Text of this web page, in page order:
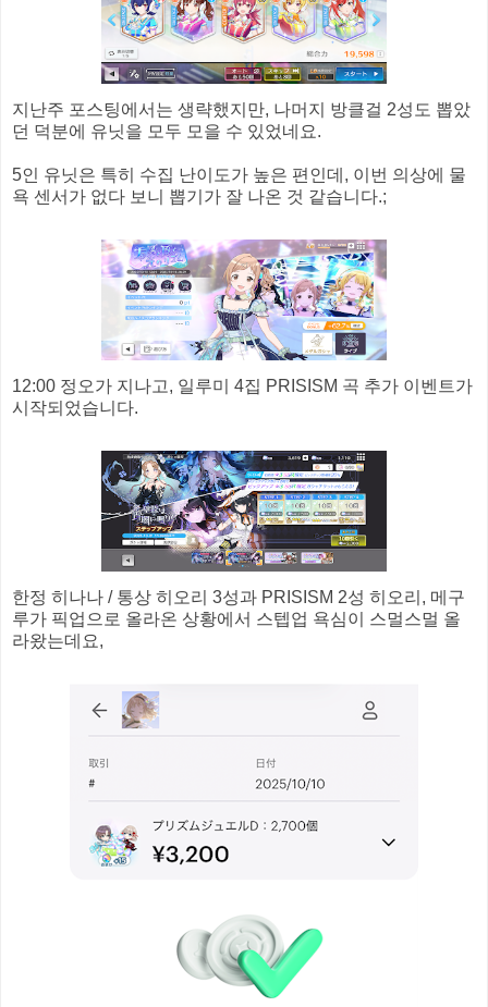
지난주 포스팅에서는 생략했지만, 나머지 방클걸 2성도 뽑았
던 덕분에 유닛을 모두 모을 수 있었네요.
5인 유닛은 특히 수집 난이도가 높은 편인데, 이번 의상에 물
욕 센서가 없다 보니 뽑기가 잘 나온 것 같습니다.;
12:00 정오가 지나고, 일루미 4집 PRISISM 곡 추가 이벤트가
시작되었습니다.
한정 히나나 / 통상 히오리 3성과 PRISISM 2성 히오리, 메구
루가 픽업으로 올라온 상황에서 스텝업 욕심이 스멀스멀 올
라왔는데요,